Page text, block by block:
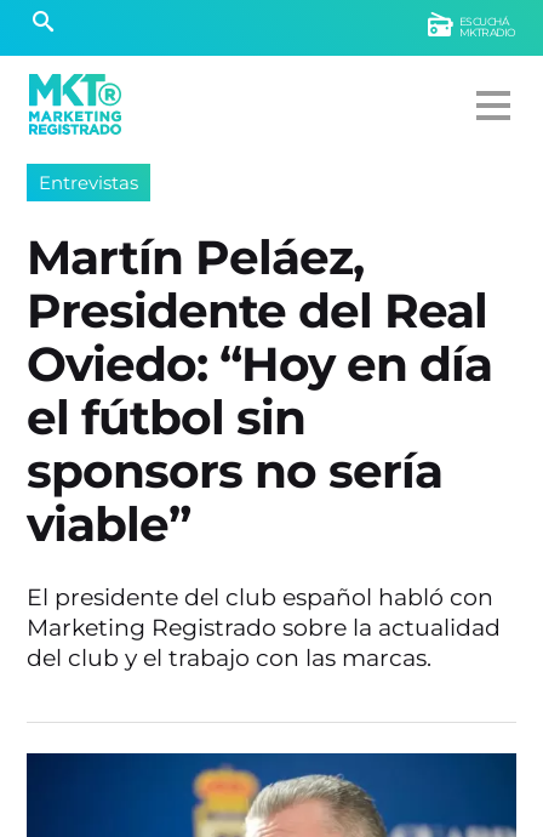
ESCUCHÁ
MKTRADIO
Entrevistas
Martín Peláez,
Presidente del Real
Oviedo: “Hoy en día
el fútbol sin
sponsors no sería
viable”
El presidente del club español habló con
Marketing Registrado sobre la actualidad
del club y el trabajo con las marcas.